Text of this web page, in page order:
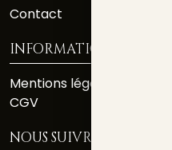
Contact
INFORMATIONS
Mentions légales
CGV
NOUS SUIVRE